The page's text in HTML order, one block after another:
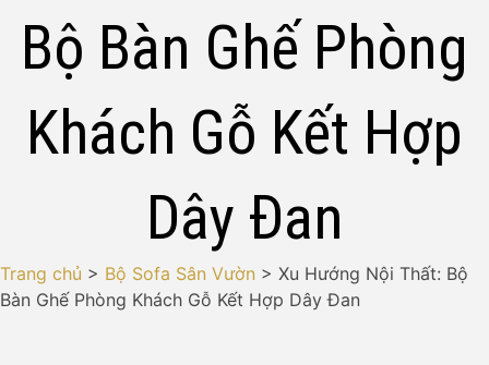
Bộ Bàn Ghế Phòng
Khách Gỗ Kết Hợp
Dây Đan
Trang chủ > Bộ Sofa Sân Vườn > Xu Hướng Nội Thất: Bộ
Bàn Ghế Phòng Khách Gỗ Kết Hợp Dây Đan